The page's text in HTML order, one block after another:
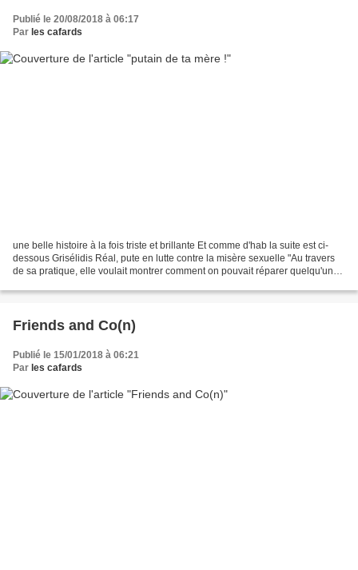
Publié le 20/08/2018 à 06:17
Par les cafards
une belle histoire à la fois triste et brillante Et comme d'hab la suite est ci-
dessous Grisélidis Réal, pute en lutte contre la misère sexuelle "Au travers
de sa pratique, elle voulait montrer comment on pouvait réparer quelqu'un
Friends and Co(n)
Publié le 15/01/2018 à 06:21
Par les cafards